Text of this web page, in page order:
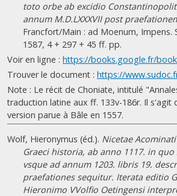
toto orbe ab excidio
annum M.D.LXXXVII post
Francfort/Main : ad Moenum, Impens.
1587, 4 + 297 + 45 ff. pp.
Voir en ligne : https://books.google.fr/
Trouver le document : https://
Note : Le récit de Choniate, intitulé
traduction latine aux ff. 133v-186r. Il s'agit
version parue à Bâle en 1557.
Wolf, Hieronymus (éd.). Nicetae
Graeci historia, ab anno 1117. in
vsque ad annum 1203. libris 19.
praefationes sequitur. Iterata editio
Hieronimo VVolfio Oetingensi